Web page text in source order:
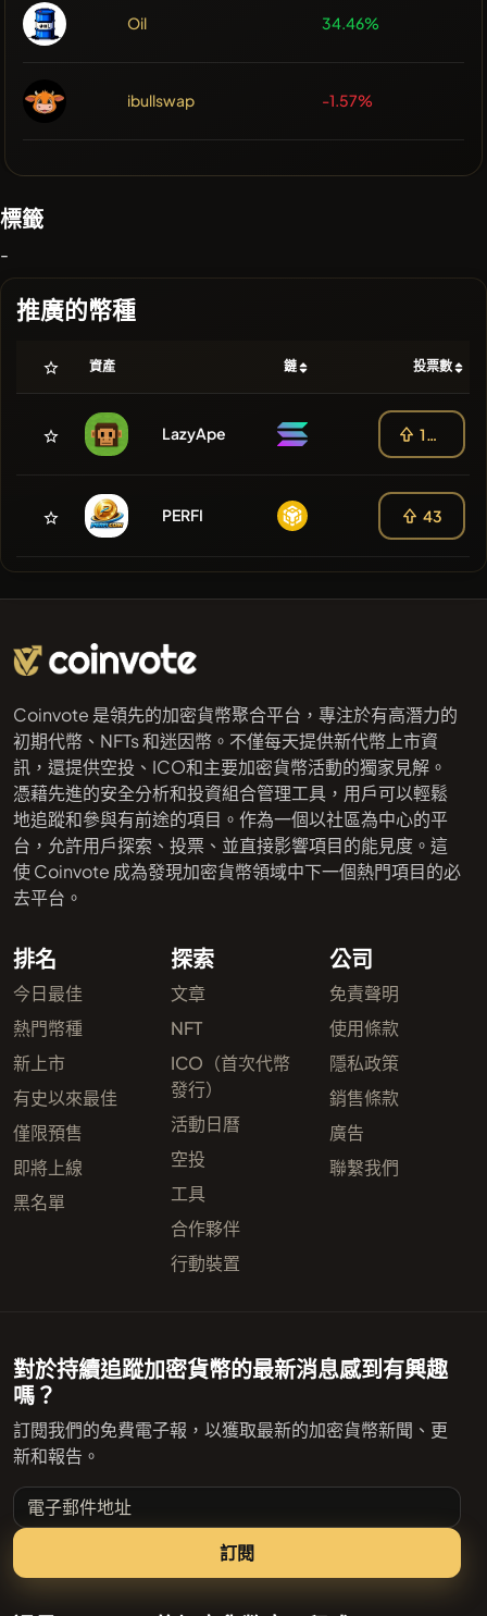
Oil 34.46%
ibullswap -1.57%
標籤
-
推廣的幣種
資產 鏈 投票數
LazyApe 108
PERFI 43
Coinvote 是領先的加密貨幣聚合平台，專注於有高潛力的
初期代幣、NFTs 和迷因幣。不僅每天提供新代幣上市資
訊，還提供空投、ICO和主要加密貨幣活動的獨家見解。
憑藉先進的安全分析和投資組合管理工具，用戶可以輕鬆
地追蹤和參與有前途的項目。作為一個以社區為中心的平
台，允許用戶探索、投票、並直接影響項目的能見度。這
使 Coinvote 成為發現加密貨幣領域中下一個熱門項目的必
去平台。
排名
今日最佳
熱門幣種
新上市
有史以來最佳
僅限預售
即將上線
黑名單
探索
文章
NFT
ICO（首次代幣
發行）
活動日曆
空投
工具
合作夥伴
行動裝置
公司
免責聲明
使用條款
隱私政策
銷售條款
廣告
聯繫我們
對於持續追蹤加密貨幣的最新消息感到有興趣
嗎？
訂閱我們的免費電子報，以獲取最新的加密貨幣新聞、更
新和報告。
電子郵件地址
訂閱